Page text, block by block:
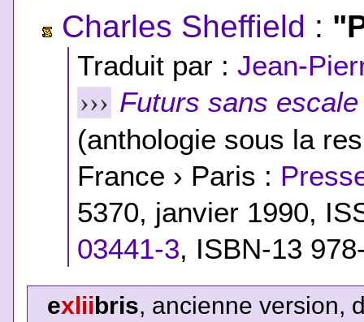
Charles Sheffield :
Traduit par :Jean-
››› Futurs sans escale
(anthologie sous la
France › Paris :
5370, janvier 1990,
03441-3, ISBN-13
exliibris, ancienne version,